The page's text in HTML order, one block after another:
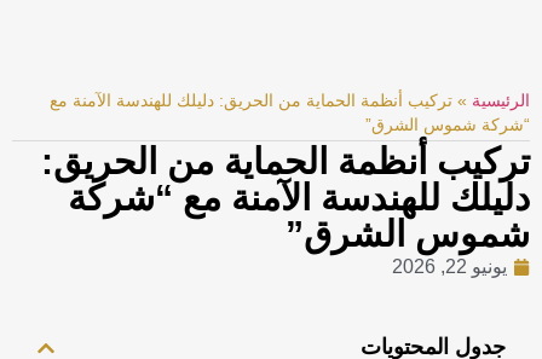
الرئيسية » تركيب أنظمة الحماية من الحريق: دليلك للهندسة الآمنة مع
“شركة شموس الشرق”
تركيب أنظمة الحماية من الحريق:
دليلك للهندسة الآمنة مع “شركة
شموس الشرق”
يونيو 22, 2026
جدول المحتويات